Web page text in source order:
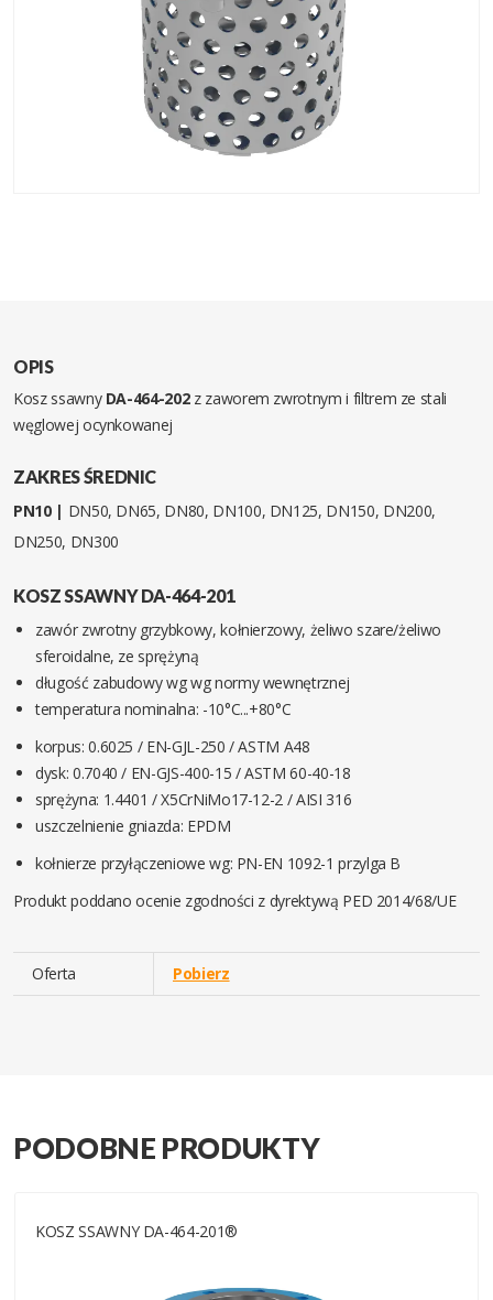
OPIS
Kosz ssawny DA-464-202z zaworem zwrotnym i filtrem ze stali
węglowej ocynkowanej
ZAKRES ŚREDNIC
PN10 | DN50, DN65, DN80, DN100, DN125, DN150, DN200,
DN250, DN300
KOSZ SSAWNY DA-464-201
zawór zwrotny grzybkowy, kołnierzowy, żeliwo szare/żeliwo
sferoidalne, ze sprężyną
długość zabudowy wg wg normy wewnętrznej
temperatura nominalna: -10°C...+80°C
korpus: 0.6025 / EN-GJL-250 / ASTM A48
dysk: 0.7040 / EN-GJS-400-15 / ASTM 60-40-18
sprężyna: 1.4401 / X5CrNiMo17-12-2 / AISI 316
uszczelnienie gniazda: EPDM
kołnierze przyłączeniowe wg: PN-EN 1092-1 przylga B
Produkt poddano ocenie zgodności z dyrektywą PED 2014/68/UE
Oferta Pobierz
PODOBNE PRODUKTY
KOSZ SSAWNY DA-464-201®